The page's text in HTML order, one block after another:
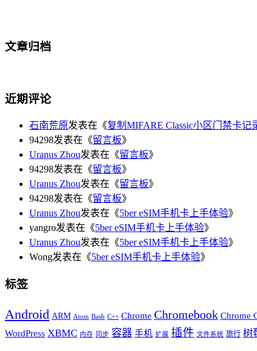
文章归档
近期评论
石南荒原发表在《复制MIFARE Classic小区门禁卡记
94298发表在《留言板》
Uranus Zhou发表在《留言板》
94298发表在《留言板》
Uranus Zhou发表在《留言板》
94298发表在《留言板》
Uranus Zhou发表在《5ber eSIM手机卡上手体验》
yangro发表在《5ber eSIM手机卡上手体验》
Uranus Zhou发表在《5ber eSIM手机卡上手体验》
Wong发表在《5ber eSIM手机卡上手体验》
标签
Android ARM Atom Bash C++ Chrome Chromebook Chrome
WordPress XBMC 内存 同步 容器 手机 扩展 插件 文件系统 旅行 树